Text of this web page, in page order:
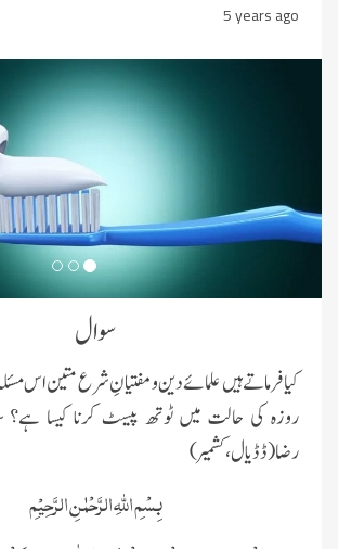
5 years ago
سوال
کیا فرماتے ہیں علمائے دین و مفتیانِ شرع متین اس
روزہ کی حالت میں ٹوتھ پیسٹ کرنا کیسا ہے؟
رضا(ڈڈیال، کشمیر)
بِسْمِ اللہِ الرَّحْمٰنِ الرَّحِیْمِ